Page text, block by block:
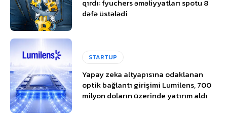
qırdı: fyuchers əməliyyatları spotu 8
dəfə üstələdi
STARTUP
Yapay zeka altyapısına odaklanan
optik bağlantı girişimi Lumilens, 700
milyon doların üzerinde yatırım aldı